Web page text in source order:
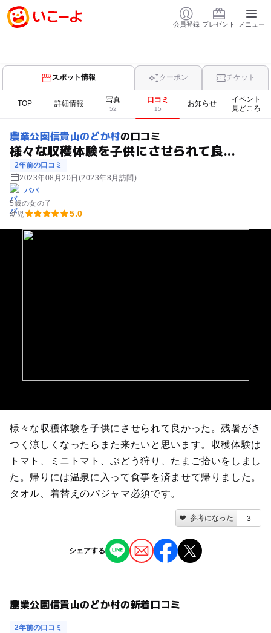
会員登録 プレゼント メニュー
スポット情報 クーポン チケット
TOP 詳細情報 写真
52
口コミ
15
お知らせ
イベント
見どころ
農業公園信貴山のどか村の口コミ
様々な収穫体験を子供にさせられて良...
2年前の口コミ
2023年08月20日 (2023年8月訪問)
パパ
5歳の女の子
幼児
5.0
様々な収穫体験を子供にさせられて良かった。残暑がき
つく涼しくなったらまた来たいと思います。収穫体験は
トマト、ミニトマト、ぶどう狩り、たまご拾いをしまし
た。帰りには温泉に入って食事を済ませて帰りました。
タオル、着替えのパジャマ必須です。
参考になった 3
シェアする
農業公園信貴山のどか村の新着口コミ
2年前の口コミ